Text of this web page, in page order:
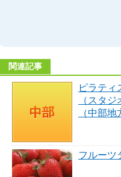
関連記事
ピラティ
（スタ
（中部地
フルーツ